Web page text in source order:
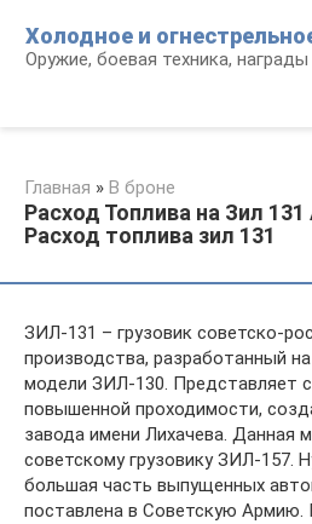
контенту
Холодное и
Оружие, боевая техника, награды
Главная » В броне
Расход Топлива на Зил
Расход топлива зил 131
ЗИЛ-131 – грузовик советско-
производства, разработанный
модели ЗИЛ-130. Представляет
повышенной проходимости,
завода имени Лихачева. Данная
советскому грузовику ЗИЛ-157.
большая часть выпущенных
поставлена в Советскую